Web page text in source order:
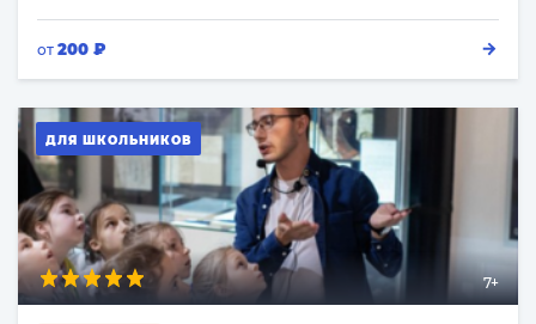
от 200 ₽
ДЛЯ ШКОЛЬНИКОВ
7+